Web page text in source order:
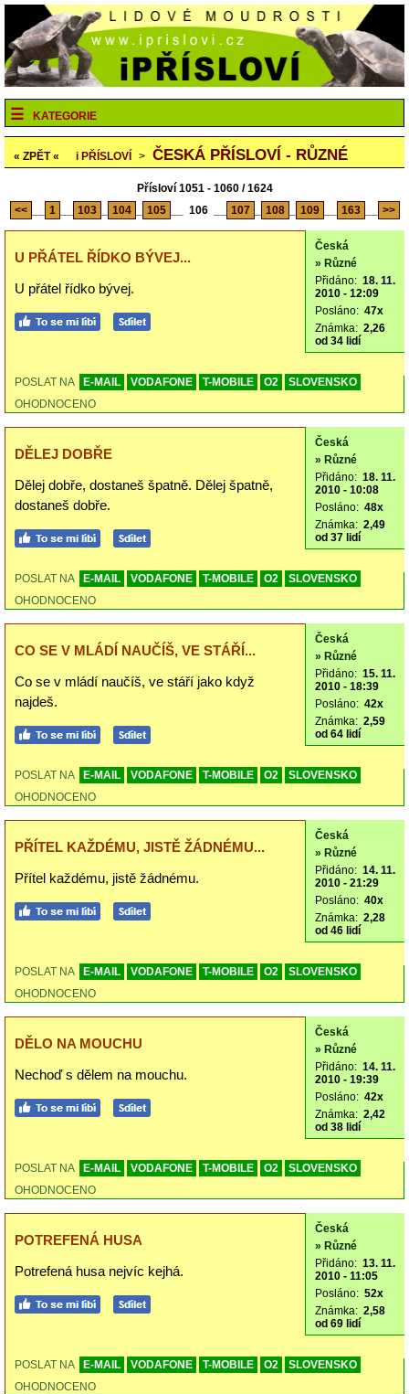
KATEGORIE
« ZPĚT « i PŘÍSLOVÍ > ČESKÁ PŘÍSLOVÍ - RŮZNÉ
Přísloví 1051 - 1060 / 1624
<<
1 103 104 105 106 107 108 109 163 >>
U PŘÁTEL ŘÍDKO BÝVEJ...
U přátel řídko bývej.
Česká
» Různé
Přidáno: 18. 11.
2010 - 12:09
Posláno: 47x
Známka: 2,26
od 34 lidí
POSLAT NA E-MAIL VODAFONE T-MOBILE O2
SLOVENSKO
OHODNOCENO
DĚLEJ DOBŘE
Dělej dobře, dostaneš špatně. Dělej špatně,
dostaneš dobře.
Česká
» Různé
Přidáno: 18. 11.
2010 - 10:08
Posláno: 48x
Známka: 2,49
od 37 lidí
POSLAT NA E-MAIL VODAFONE T-MOBILE O2
SLOVENSKO
OHODNOCENO
CO SE V MLÁDÍ NAUČÍŠ, VE STÁŘÍ...
Co se v mládí naučíš, ve stáří jako když
najdeš.
Česká
» Různé
Přidáno: 15. 11.
2010 - 18:39
Posláno: 42x
Známka: 2,59
od 64 lidí
POSLAT NA E-MAIL VODAFONE T-MOBILE O2
SLOVENSKO
OHODNOCENO
PŘÍTEL KAŽDÉMU, JISTĚ ŽÁDNÉMU...
Přítel každému, jistě žádnému.
Česká
» Různé
Přidáno: 14. 11.
2010 - 21:29
Posláno: 40x
Známka: 2,28
od 46 lidí
POSLAT NA E-MAIL VODAFONE T-MOBILE O2
SLOVENSKO
OHODNOCENO
DĚLO NA MOUCHU
Nechoď s dělem na mouchu.
Česká
» Různé
Přidáno: 14. 11.
2010 - 19:39
Posláno: 42x
Známka: 2,42
od 38 lidí
POSLAT NA E-MAIL VODAFONE T-MOBILE O2
SLOVENSKO
OHODNOCENO
POTREFENÁ HUSA
Potrefená husa nejvíc kejhá.
Česká
» Různé
Přidáno: 13. 11.
2010 - 11:05
Posláno: 52x
Známka: 2,58
od 69 lidí
POSLAT NA E-MAIL VODAFONE T-MOBILE O2
SLOVENSKO
OHODNOCENO